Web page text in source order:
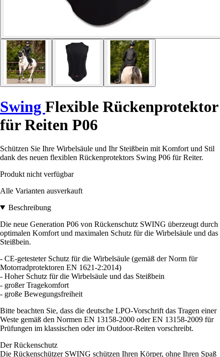
Swing Flexible Rückenprotektor
für Reiten P06
Schützen Sie Ihre Wirbelsäule und Ihr Steißbein mit Komfort und Stil
dank des neuen flexiblen Rückenprotektors Swing P06 für Reiter.
Produkt nicht verfügbar
Alle Varianten ausverkauft
Beschreibung
Die neue Generation P06 von Rückenschutz SWING überzeugt durch
optimalen Komfort und maximalen Schutz für die Wirbelsäule und das
Steißbein.
- CE-getesteter Schutz für die Wirbelsäule (gemäß der Norm für
Motorradprotektoren EN 1621-2:2014)
- Hoher Schutz für die Wirbelsäule und das Steißbein
- großer Tragekomfort
- große Bewegungsfreiheit
Bitte beachten Sie, dass die deutsche LPO-Vorschrift das Tragen einer
Weste gemäß den Normen EN 13158-2000 oder EN 13158-2009 für
Prüfungen im klassischen oder im Outdoor-Reiten vorschreibt.
Der Rückenschutz
Die Rückenschützer SWING schützen Ihren Körper, ohne Ihren Spaß